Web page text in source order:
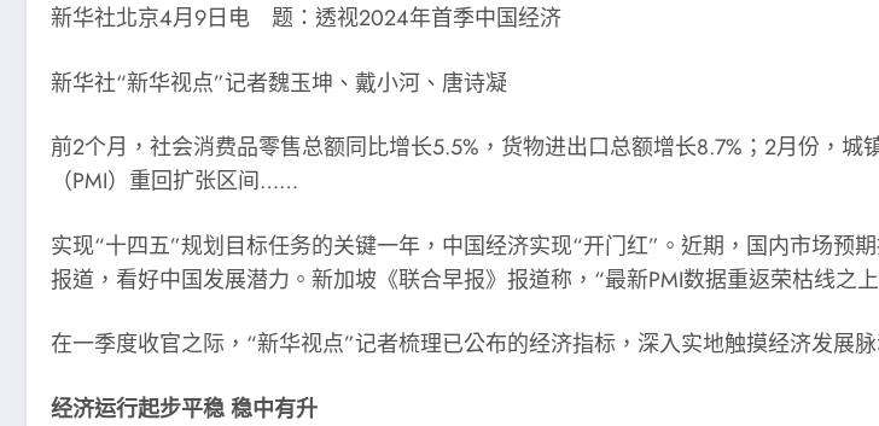
新华社北京4月9日电 题：透视2024年首季中国经济
新华社“新华视点”记者魏玉坤、戴小河、唐诗凝
前2个月，社会消费品零售总额同比增长5.5%，货物进出口总额增长8.7%；2月份，
（PMI）重回扩张区间……
实现“十四五”规划目标任务的关键一年，中国经济实现“开门红”。近期，国内市场
报道，看好中国发展潜力。新加坡《联合早报》报道称，“最新PMI数据重返荣枯线之
在一季度收官之际，“新华视点”记者梳理已公布的经济指标，深入实地触摸经济发展
经济运行起步平稳 稳中有升